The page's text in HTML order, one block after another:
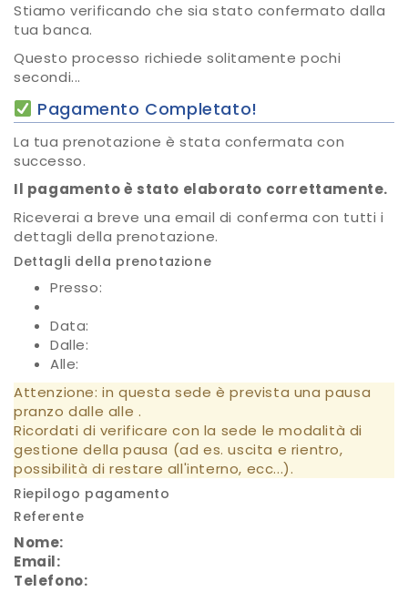
Stiamo verificando che sia stato confermato dalla
tua banca.
Questo processo richiede solitamente pochi
secondi...
Pagamento Completato!
La tua prenotazione è stata confermata con
successo.
Il pagamento è stato elaborato correttamente.
Riceverai a breve una email di conferma con tutti i
dettagli della prenotazione.
Dettagli della prenotazione
Presso:
Data:
Dalle:
Alle:
Attenzione: in questa sede è prevista una pausa
pranzo dalle alle .
Ricordati di verificare con la sede le modalità di
gestione della pausa (ad es. uscita e rientro,
possibilità di restare all'interno, ecc...).
Riepilogo pagamento
Referente
Nome:
Email:
Telefono: